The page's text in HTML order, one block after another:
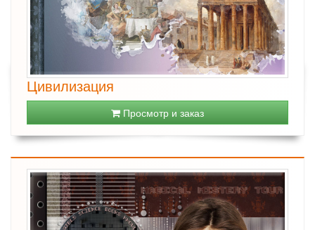
Цивилизация
Просмотр и заказ